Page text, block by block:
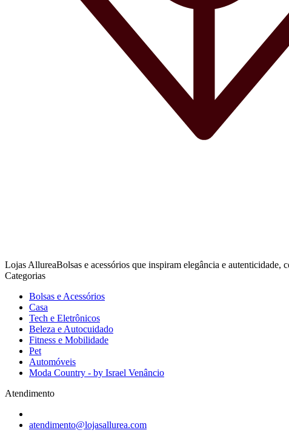
Lojas AllureaBolsas e acessórios que inspiram elegância e
Categorias
Bolsas e Acessórios
Casa
Tech e Eletrônicos
Beleza e Autocuidado
Fitness e Mobilidade
Pet
Automóveis
Moda Country - by Israel Venâncio
Atendimento
atendimento@lojasallurea.com